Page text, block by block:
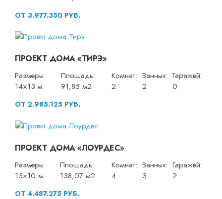
ОТ 3.977.350 РУБ.
ПРОЕКТ ДОМА «ТИРЭ»
Размеры:
14×13 м
Площадь:
91,85 м2
Комнат:
2
Ванных:
2
Гаражей:
0
ОТ 2.985.125 РУБ.
ПРОЕКТ ДОМА «ЛОУРДЕС»
Размеры:
13×10 м
Площадь:
138,07 м2
Комнат:
4
Ванных:
3
Гаражей:
2
ОТ 4.487.275 РУБ.